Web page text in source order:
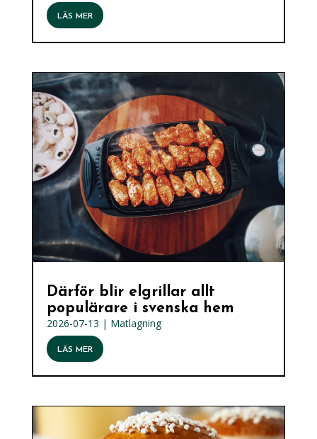
LÄS MER
Därför blir elgrillar allt
populärare i svenska hem
2026-07-13 | Matlagning
LÄS MER